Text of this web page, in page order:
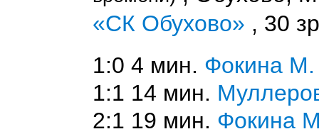
«СК Обухово» , 30
1:0 4 мин. Фокина М.
1:1 14 мин.
2:1 19 мин. Фокина